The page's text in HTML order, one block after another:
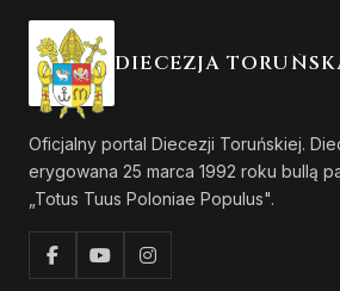
DIECEZJA
Oficjalny portal Diecezji Toruńskiej.
erygowana 25 marca 1992 roku bullą
„Totus Tuus Poloniae Populus".